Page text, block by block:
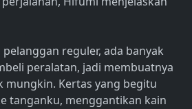
reguler, ada banyak
peralatan, jadi membuatnya
mungkin. Kertas yang begitu
tanganku, menggantikan kain